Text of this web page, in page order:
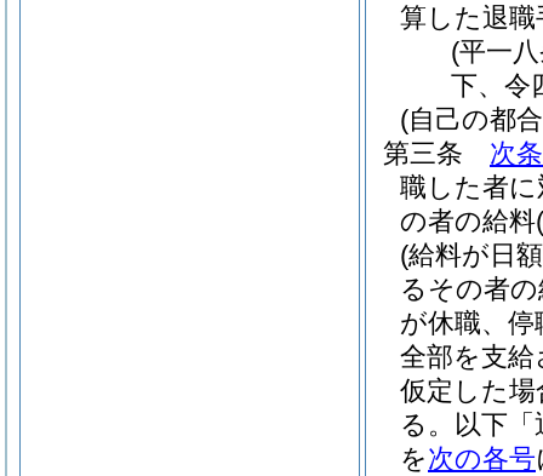
算した退
(平一
下、令
(自己の都
第三条
次条
職した者
の者の給料
(給料が日
るその者
が休職、
全部を支
仮定した
る。以下
を次の各号